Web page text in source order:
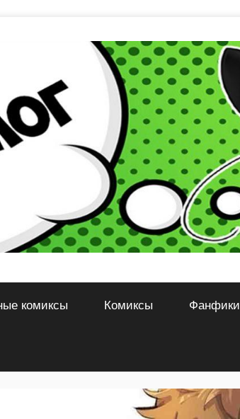
комиксы Комиксы Фанфики